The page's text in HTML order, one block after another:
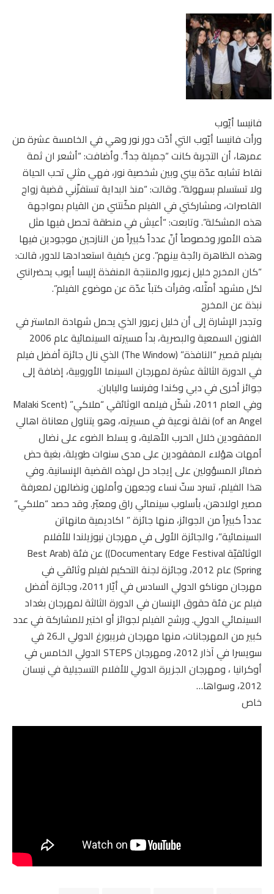
فانيسا أيّوب
ورأت فانيسا أيّوب التي أدّت دور نور وهي في الخامسة عشرة من
عمرها، أن التجربة كانت “جميلة جداً”. وأضافت: “أشعر ان ثمة
نقاط تشابه عدّة بيني وبين شخصية نور، فهي مثلي تحب الحياة
ولا تستسلم بسهولة”. وقالت: “منذ البداية تستفزّني قضية زواج
القاصرات، ومشاركتي في الفيلم مكّنتني من القيام بمواجهة
هذه المشكلة”. وتابعت: “أعيش في منطقة تحصل فيها مثل
هذه الأمور وخصوصاً أنّ عدداً كبيراً من النازحين موجودين فيها
وهذه الظاهرة رائجة بينهم”. وعن كيفية استعدادها للدور، قالت:
“كان المخرج خليل زعرور والمنتجة المنفذة إليسا أيوب يحضرانني
لكل مشهد أمثّله، وقرأت كتباً عدّة عن موضوع الفيلم”.
نبذة عن المخرج
وتجدر الإشارة إلى أن خليل زعرور الذي يحمل شهادة الماستر في
الفنون السمعية والبصرية، بدأ مسيرته السينمائية عام 2006
بفيلم قصير “النافذة” (The Window) الذي نال جائزة أفضل فيلم
في الدورة الثالثة عشرة لمهرجان السينما الأوروبية، إضافة إلى
جوائز أخرى في دبي وكندا وفرنسا واليابان.
وفي العام 2011، شكّل فيلمه الوثائقي “ملاكي” (Malaki Scent
of an Angel) نقلة نوعية في مسيرته، وهو يتناول معاناة اهالي
المفقودين خلال الحرب الأهلية، و يسلط الضوء على نضال
أمهات هؤلاء المفقودين على مدى سنوات طويلة، بغية حض
ضمائر المسؤولين على إيجاد حل لهذه القضية الإنسانية. وفي
هذا الفيلم، تسرد ستّ نساء وجعهن وأملهن ونضالهن لمعرفة
مصير اولادهن، بأسلوب سينمائي راق ومعبّر. وقد حصد “ملاكي”
عدداً كبيراً من الجوائز، منها جائزة ” اكاديمية مانهاتن
السينمائية”، والجائزة الأولى في مهرجان نيوزيلندا للأفلام
الوثائقيّة Documentary Edge Festival)) عن فئة (Best Arab
Spring) عام 2012، وجائزة لجنة التحكيم لفيلم وثائقي في
مهرجان موناكو الدولي السادس في أيّار 2011، وجائزة أفضل
فيلم عن فئة حقوق الإنسان في الدورة الثالثة لمهرجان بغداد
السينمائي الدولي. ورشح الفيلم لجوائز أو اختير للمشاركة في عدد
كبير من المهرجانات، منها مهرجان فريبورغ الدولي الـ26 في
سويسرا في آذار 2012، ومهرجان STEPS الدولي الخامس في
أوكرانيا ، ومهرجان الجزيرة الدولي للأفلام التسجيلية في نيسان
2012، وسواها…
خاص